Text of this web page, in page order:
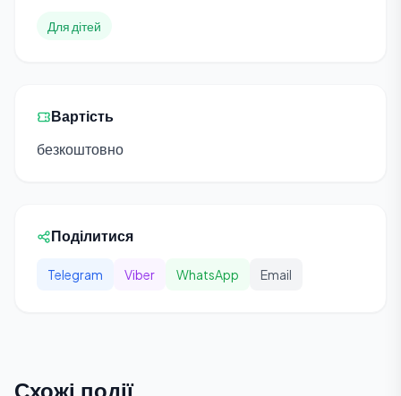
Для дітей
Вартість
безкоштовно
Поділитися
Telegram Viber WhatsApp Email